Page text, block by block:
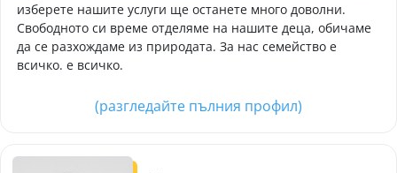
изберете нашите услуги ще останете много доволни.
Свободното си време отделяме на нашите деца, обичаме
да се разхождаме из природата. За нас семейство е
всичко. е всичко.
(разгледайте пълния профил)